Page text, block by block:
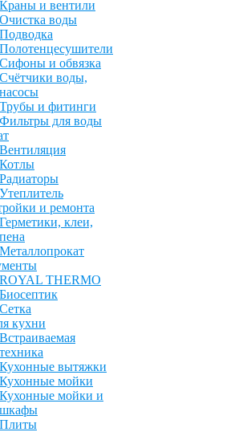
Краны и вентили
Очистка воды
Подводка
Полотенцесушители
Сифоны и обвязка
Счётчики воды,
насосы
Трубы и фитинги
Фильтры для воды
Вентиляция
Котлы
Радиаторы
Утеплитель
и ремонта
Герметики, клеи,
пена
Металлопрокат
ROYAL THERMO
Биосептик
Сетка
кухни
Встраиваемая
техника
Кухонные вытяжки
Кухонные мойки
Кухонные мойки и
шкафы
Плиты